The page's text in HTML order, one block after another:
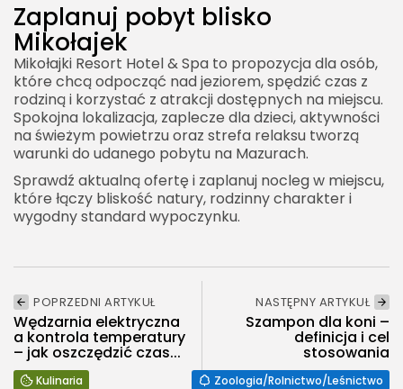
Zaplanuj pobyt blisko
Mikołajek
Mikołajki Resort Hotel & Spa to propozycja dla osób,
które chcą odpocząć nad jeziorem, spędzić czas z
rodziną i korzystać z atrakcji dostępnych na miejscu.
Spokojna lokalizacja, zaplecze dla dzieci, aktywności
na świeżym powietrzu oraz strefa relaksu tworzą
warunki do udanego pobytu na Mazurach.
Sprawdź aktualną ofertę i zaplanuj nocleg w miejscu,
które łączy bliskość natury, rodzinny charakter i
wygodny standard wypoczynku.
POPRZEDNI ARTYKUŁ
Wędzarnia elektryczna
a kontrola temperatury
– jak oszczędzić czas...
Kulinaria
NASTĘPNY ARTYKUŁ
Szampon dla koni –
definicja i cel
stosowania
Zoologia/Rolnictwo/Leśnictwo